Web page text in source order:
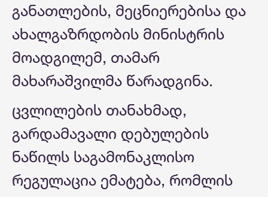
განათლების, მეცნიერებისა და
ახალგაზრდობის მინისტრის
მოადგილემ, თამარ
მახარაშვილმა წარადგინა.
ცვლილების თანახმად,
გარდამავალი დებულების
ნაწილს საგამონაკლისო
რეგულაცია ემატება, რომლის